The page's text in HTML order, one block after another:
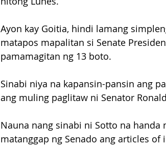
Ayon kay Goitia, hindi lamang
matapos mapalitan si Senate
pamamagitan ng 13 boto.
Sinabi niya na kapansin-pansin ang
ang muling paglitaw ni Senator
Nauna nang sinabi ni Sotto na
matanggap ng Senado ang articles